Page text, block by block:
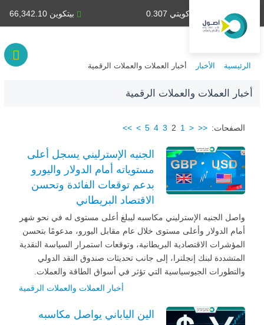
بيتكوين 66,342.10 دينار كويتي 0.307
الرئيسية الأخبار أخبار العملات والعملات الرقمية
أخبار العملات والعملات الرقمية
الصفحات: <<
<
1
2
3
4
5
>
>>
الجنيه الإسترليني يسجل أعلى
مستوياته أمام الدولار واليورو
بدعم توقعات الفائدة وتحسن
الاقتصاد البريطاني
واصل الجنيه الإسترليني مكاسبه ليبلغ أعلى مستوى له في نحو شهر
أمام الدولار وأعلى مستوى خلال عام مقابل اليورو، مدعومًا بتحسن
المؤشرات الاقتصادية البريطانية، وتوقعات استمرار السياسة النقدية
المتشددة لبنك إنجلترا، إلى جانب تحديثات صندوق النقد الدولي
والتطورات الجيوسياسية التي تؤثر في أسواق الطاقة والعملات.
أخبار العملات والعملات الرقمية
الين الياباني يواصل مكاسبه